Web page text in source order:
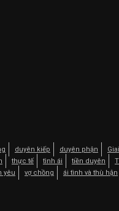
duyên kiếp duyên phận
thực tế tình ái tiền duyên
yêu vợ chồng ái tình và thù hận